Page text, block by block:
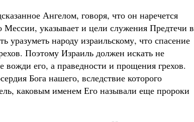
Ангелом, говоря, что он наречется
указывает и цели служения Предтечи в
народу израильскому, что спасение
Поэтому Израиль должен искать не
его, а праведности и прощения грехов.
Бога нашего, вследствие которого
каковым именем Его называли еще пророки